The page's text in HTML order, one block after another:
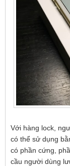
Với hàng lock,
có thể sử dụng
có phần cứng,
cầu người dùng